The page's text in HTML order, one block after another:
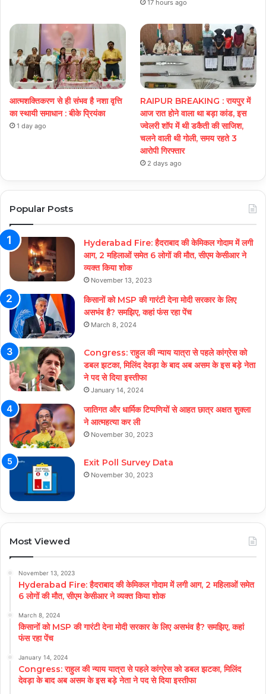
17 hours ago
आत्मशक्तिकरण से ही संभव है नशा वृत्ति
का स्थायी समाधान : बीके प्रियंका
1 day ago
RAIPUR BREAKING : रायपुर में
आज रात होने वाला था बड़ा कांड, इस
ज्वेलरी शॉप में थी डकैती की साजिश,
चलने वाली थी गोली, समय रहते 3
आरोपी गिरफ्तार
2 days ago
Popular Posts
Hyderabad Fire: हैदराबाद की केमिकल गोदाम में लगी
आग, 2 महिलाओं समेत 6 लोगों की मौत, सीएम केसीआर ने
व्यक्त किया शोक
November 13, 2023
किसानों को MSP की गारंटी देना मोदी सरकार के लिए
असभंव है? समझिए, कहां फंस रहा पेंच
March 8, 2024
Congress: राहुल की न्याय यात्रा से पहले कांग्रेस को
डबल झटका, मिलिंद देवड़ा के बाद अब असम के इस बड़े नेता
ने पद से दिया इस्तीफा
January 14, 2024
जातिगत और धार्मिक टिप्पणियों से आहत छात्र अक्षत शुक्ला
ने आत्महत्या कर ली
November 30, 2023
Exit Poll Survey Data
November 30, 2023
Most Viewed
November 13, 2023
Hyderabad Fire: हैदराबाद की केमिकल गोदाम में लगी आग, 2 महिलाओं समेत
6 लोगों की मौत, सीएम केसीआर ने व्यक्त किया शोक
March 8, 2024
किसानों को MSP की गारंटी देना मोदी सरकार के लिए असभंव है? समझिए, कहां
फंस रहा पेंच
January 14, 2024
Congress: राहुल की न्याय यात्रा से पहले कांग्रेस को डबल झटका, मिलिंद
देवड़ा के बाद अब असम के इस बड़े नेता ने पद से दिया इस्तीफा